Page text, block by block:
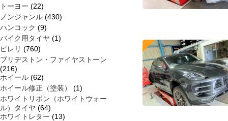
トーヨー (22)
ノンジャンル (430)
ハンコック (9)
バイク用タイヤ (1)
ピレリ (760)
ブリヂストン・ファイヤストーン
(216)
ホイール (62)
ホイール修正（塗装）
(1)
ホワイトリボン（ホワイトウォー
ル）タイヤ (64)
ホワイトレター (13)